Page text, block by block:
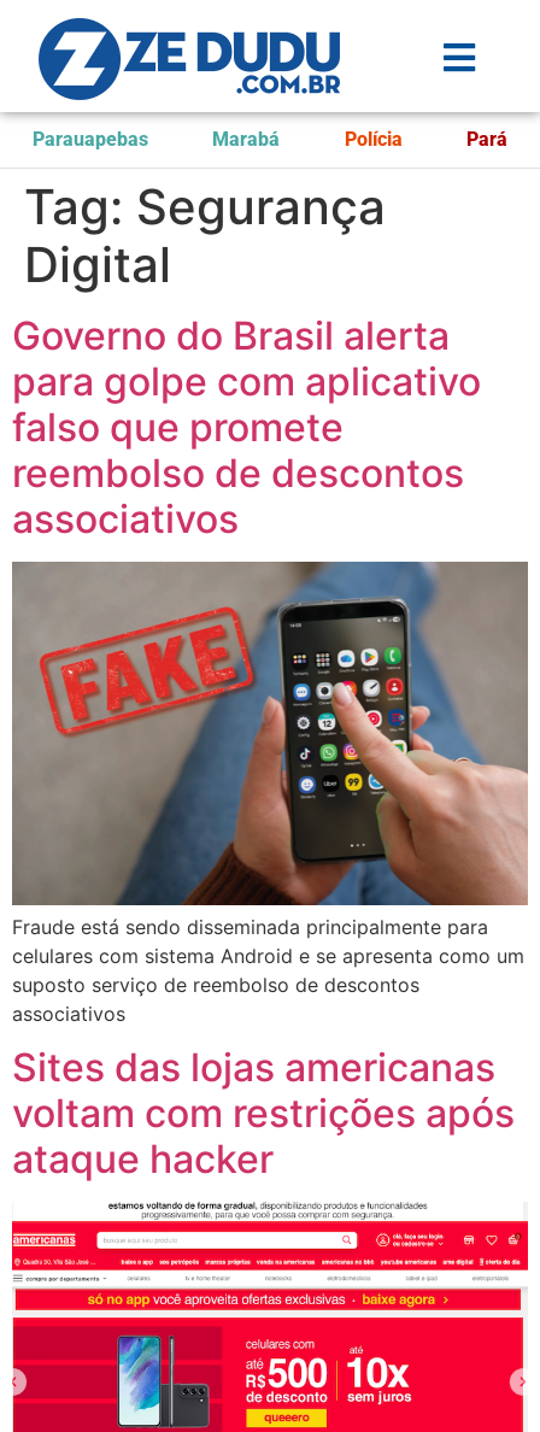
Parauapebas Marabá Polícia Pará
Tag: Segurança
Digital
Governo do Brasil alerta
para golpe com aplicativo
falso que promete
reembolso de descontos
associativos
Fraude está sendo disseminada principalmente para
celulares com sistema Android e se apresenta como um
suposto serviço de reembolso de descontos
associativos
Sites das lojas americanas
voltam com restrições após
ataque hacker